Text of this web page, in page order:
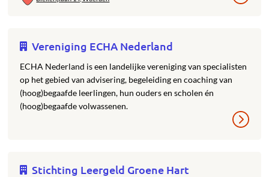
Vereniging ECHA Nederland
ECHA Nederland is een landelijke vereniging van specialisten
op het gebied van advisering, begeleiding en coaching van
(hoog)begaafde leerlingen, hun ouders en scholen én
(hoog)begaafde volwassenen.
Stichting Leergeld Groene Hart